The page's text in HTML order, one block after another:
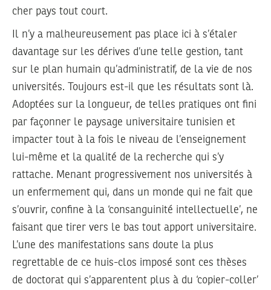
cher pays tout court.
Il n’y a malheureusement pas place ici à s’étaler
davantage sur les dérives d’une telle gestion, tant
sur le plan humain qu’administratif, de la vie de nos
universités. Toujours est-il que les résultats sont là.
Adoptées sur la longueur, de telles pratiques ont fini
par façonner le paysage universitaire tunisien et
impacter tout à la fois le niveau de l’enseignement
lui-même et la qualité de la recherche qui s’y
rattache. Menant progressivement nos universités à
un enfermement qui, dans un monde qui ne fait que
s’ouvrir, confine à la ‘consanguinité intellectuelle’, ne
faisant que tirer vers le bas tout apport universitaire.
L’une des manifestations sans doute la plus
regrettable de ce huis-clos imposé sont ces thèses
de doctorat qui s’apparentent plus à du ‘copier-coller’